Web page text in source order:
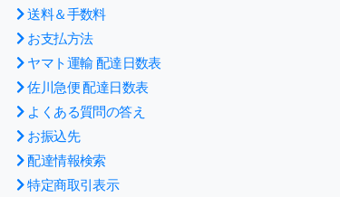
送料＆手数料
お支払方法
ヤマト運輸 配達日数表
佐川急便 配達日数表
よくある質問の答え
お振込先
配達情報検索
特定商取引表示